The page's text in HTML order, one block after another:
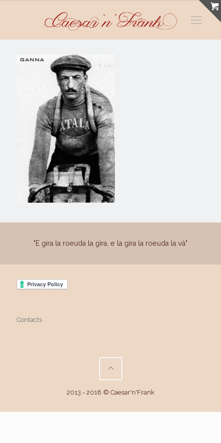
"E gira la roeuda la gira, e la gira la roeuda la và"
Contacts
2013 - 2018 © Caesar'n'Frank